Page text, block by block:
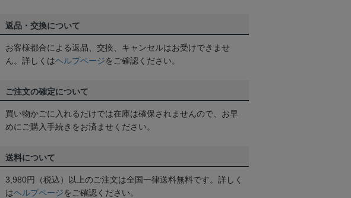
返品・交換について
お客様都合による返品、交換、キャンセルはお受けできませ
ん。詳しくはヘルプページをご確認ください。
ご注文の確定について
買い物かごに入れるだけでは在庫は確保されませんので、お早
めにご購入手続きをお済ませください。
送料について
3,980円（税込）以上のご注文は全国一律送料無料です。詳しく
はヘルプページをご確認ください。